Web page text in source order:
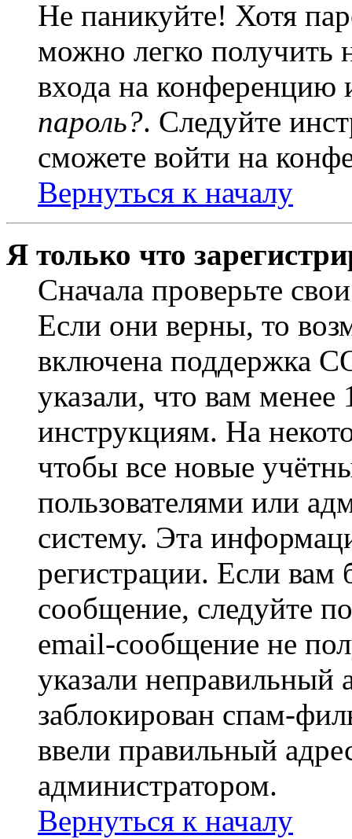
Не паникуйте! Хотя
можно легко получить
входа на
пароль?. Следуйте
сможете войти на
Вернуться к началу
Я только что
Сначала проверьте
Если они верны, то
включена поддержка
указали, что вам
инструкциям. На
чтобы все новые
пользователями или
систему. Эта
регистрации. Если
сообщение, следуйте
email-сообщение не
указали неправильный
заблокирован спам-
ввели правильный
администратором.
Вернуться к началу